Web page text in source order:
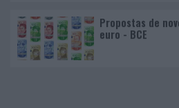
Propostas de
euro - BCE